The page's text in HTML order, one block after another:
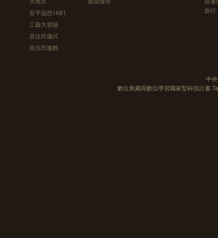
安平追想1661
工藝大冒險
原住民儀式
原住民服飾
旅行
中
數位典藏與數位學習國家型科技計畫